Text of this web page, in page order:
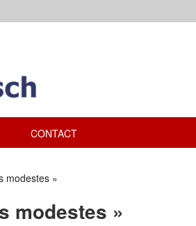
CONTACT
modestes »
modestes »